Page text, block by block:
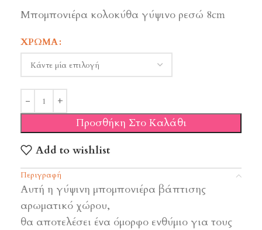
Μπομπονιέρα κολοκύθα γύψινο ρεσώ 8cm
ΧΡΏΜΑ
Προσθήκη Στο Καλάθι
Add to wishlist
Περιγραφή
Αυτή η γύψινη μπομπονιέρα βάπτισης
αρωματικό χώρου,
θα αποτελέσει ένα όμορφο ενθύμιο για τους